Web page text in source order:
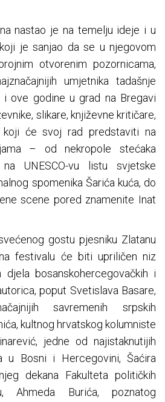
nastao je na temelju ideje i u
je sanjao da se u njegovom
otvorenim pozornicama,
umjetnika tadašnje
i ove godine u grad na Bregavi
slikare, književne kritičare,
koji će svoj rad predstaviti na
– od nekropole stećaka
UNESCO-vu listu svjetske
spomenika Šarića kuća, do
scene pored znamenite Inat
gostu pjesniku Zlatanu
festivalu će biti upriličen niz
djela bosanskohercegovačkih i
poput Svetislava Basare,
savremenih srpskih
kultnog hrvatskog kolumniste
jedne od najistaknutijih
u Bosni i Hercegovini, Šaćira
dekana Fakulteta političkih
Ahmeda Burića, poznatog